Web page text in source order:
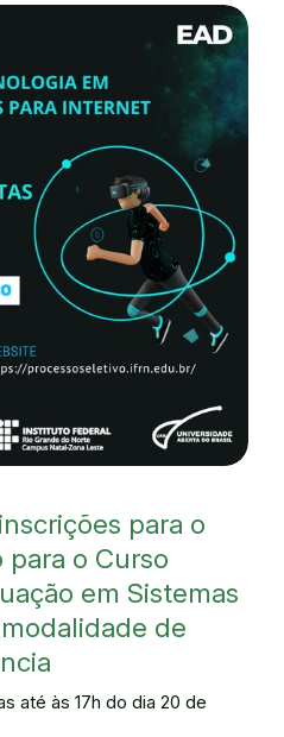
para o
o Curso
em Sistemas
de
até às 17h do dia 20 de